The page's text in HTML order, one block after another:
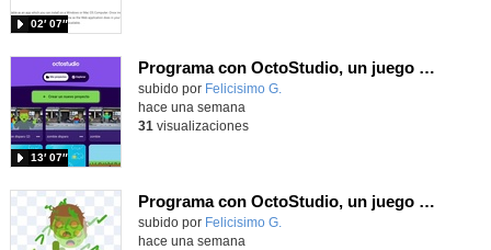
02′ 07″
Programa con OctoStudio, un juego de disparos contra Zombies con un cargador basado en el House of the dead
Contenido educativo.
subido por Felicisimo G.
13′ 07″
hace una semana
31 visualizaciones
Programa con OctoStudio, un juego homenajeando al House of the dead con Zombies
Contenido educativo.
subido por Felicisimo G.
hace una semana